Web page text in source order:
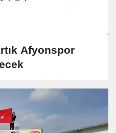
Afyonspor